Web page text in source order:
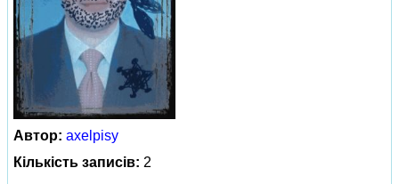
Автор: axelpisy
Кількість записів: 2